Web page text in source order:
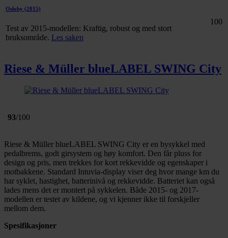
Osloby (2015)
Test av 2015-modellen: Kraftig, robust og med stort
bruksområde. Les saken
100
Riese & Müller blueLABEL SWING City
93/100
Riese & Müller blueLABEL SWING City er en bysykkel med
pedalbrems, godt girsystem og høy komfort. Den får pluss for
design og pris, men trekkes for kort rekkevidde og egenskaper i
motbakkene. Standard Intuvia-display viser deg hvor mange km du
har syklet, hastighet, batterinivå og rekkevidde. Batteriet kan også
lades mens det er montert på sykkelen. Både 2015- og 2017-
modellen er testet av kildene, og vi kjenner ikke til forskjeller
mellom dem.
Spesifikasjoner